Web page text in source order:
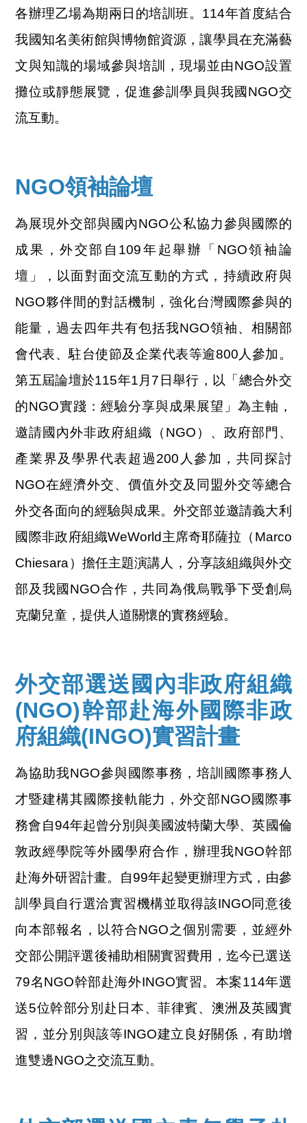
各辦理乙場為期兩日的培訓班。114年首度結合
我國知名美術館與博物館資源，讓學員在充滿藝
文與知識的場域參與培訓，現場並由NGO設置
攤位或靜態展覽，促進參訓學員與我國NGO交
流互動。
NGO領袖論壇
為展現外交部與國內NGO公私協力參與國際的
成果，外交部自109年起舉辦「NGO領袖論
壇」，以面對面交流互動的方式，持續政府與
NGO夥伴間的對話機制，強化台灣國際參與的
能量，過去四年共有包括我NGO領袖、相關部
會代表、駐台使節及企業代表等逾800人參加。
第五屆論壇於115年1月7日舉行，以「總合外交
的NGO實踐：經驗分享與成果展望」為主軸，
邀請國內外非政府組織（NGO）、政府部門、
產業界及學界代表超過200人參加，共同探討
NGO在經濟外交、價值外交及同盟外交等總合
外交各面向的經驗與成果。外交部並邀請義大利
國際非政府組織WeWorld主席奇耶薩拉（Marco
Chiesara）擔任主題演講人，分享該組織與外交
部及我國NGO合作，共同為俄烏戰爭下受創烏
克蘭兒童，提供人道關懷的實務經驗。
外交部選送國內非政府組織
(NGO)幹部赴海外國際非政
府組織(INGO)實習計畫
為協助我NGO參與國際事務，培訓國際事務人
才暨建構其國際接軌能力，外交部NGO國際事
務會自94年起曾分別與美國波特蘭大學、英國倫
敦政經學院等外國學府合作，辦理我NGO幹部
赴海外研習計畫。自99年起變更辦理方式，由參
訓學員自行選洽實習機構並取得該INGO同意後
向本部報名，以符合NGO之個別需要，並經外
交部公開評選後補助相關實習費用，迄今已選送
79名NGO幹部赴海外INGO實習。本案114年選
送5位幹部分別赴日本、菲律賓、澳洲及英國實
習，並分別與該等INGO建立良好關係，有助增
進雙邊NGO之交流互動。